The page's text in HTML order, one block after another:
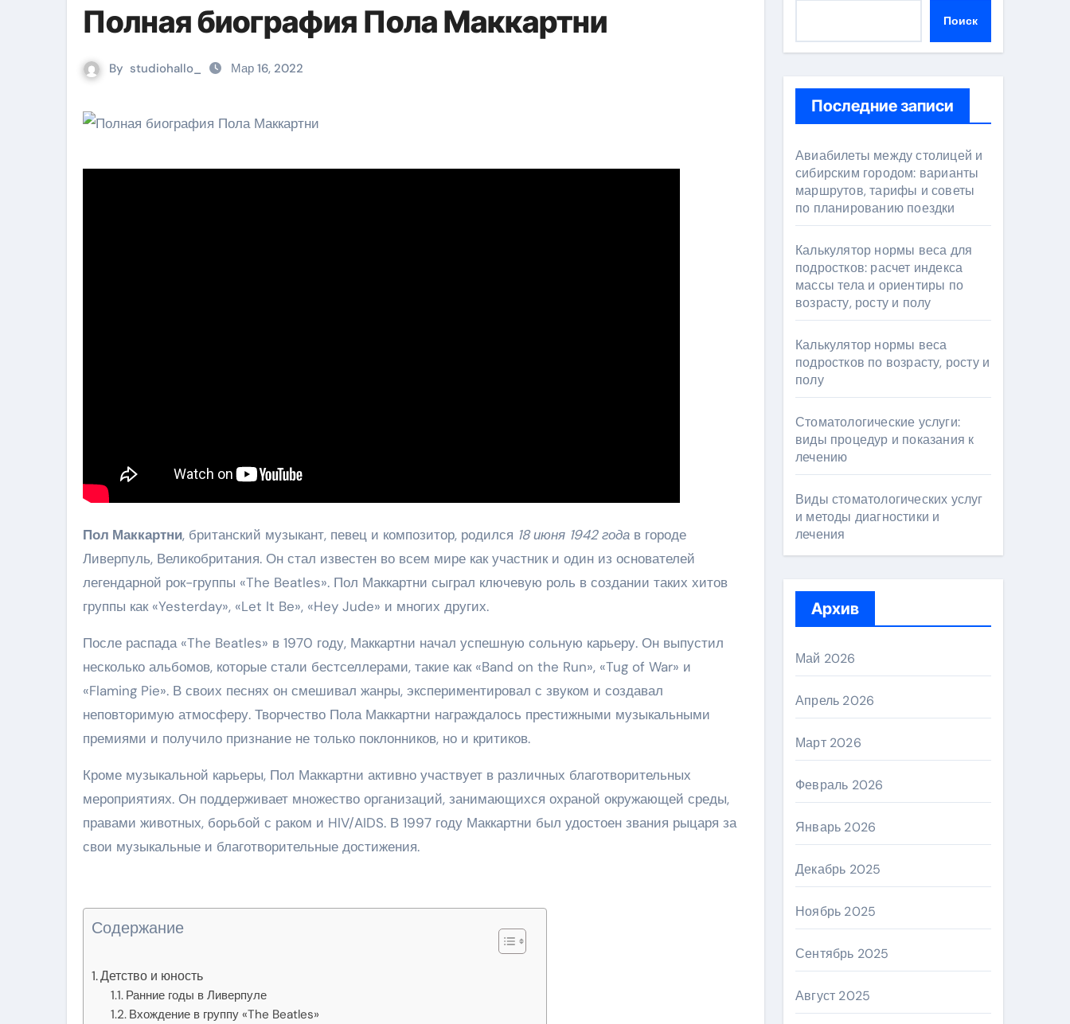
Полная биография Пола Маккартни
By studiohallo_ Мар 16, 2022
Пол Маккартни, британский музыкант, певец и композитор, родился 18 июня 1942 года в городе
Ливерпуль, Великобритания. Он стал известен во всем мире как участник и один из основателей
легендарной рок-группы «The Beatles». Пол Маккартни сыграл ключевую роль в создании таких хитов
группы как «Yesterday», «Let It Be», «Hey Jude» и многих других.
После распада «The Beatles» в 1970 году, Маккартни начал успешную сольную карьеру. Он выпустил
несколько альбомов, которые стали бестселлерами, такие как «Band on the Run», «Tug of War» и
«Flaming Pie». В своих песнях он смешивал жанры, экспериментировал с звуком и создавал
неповторимую атмосферу. Творчество Пола Маккартни награждалось престижными музыкальными
премиями и получило признание не только поклонников, но и критиков.
Кроме музыкальной карьеры, Пол Маккартни активно участвует в различных благотворительных
мероприятиях. Он поддерживает множество организаций, занимающихся охраной окружающей среды,
правами животных, борьбой с раком и HIV/AIDS. В 1997 году Маккартни был удостоен звания рыцаря за
свои музыкальные и благотворительные достижения.
Содержание
Детство и юность
Ранние годы в Ливерпуле
Вхождение в группу «The Beatles»
Поиск
Последние записи
Авиабилеты между столицей и
сибирским городом: варианты
маршрутов, тарифы и советы
по планированию поездки
Калькулятор нормы веса для
подростков: расчет индекса
массы тела и ориентиры по
возрасту, росту и полу
Калькулятор нормы веса
подростков по возрасту, росту и
полу
Стоматологические услуги:
виды процедур и показания к
лечению
Виды стоматологических услуг
и методы диагностики и
лечения
Архив
Май 2026
Апрель 2026
Март 2026
Февраль 2026
Январь 2026
Декабрь 2025
Ноябрь 2025
Сентябрь 2025
Август 2025